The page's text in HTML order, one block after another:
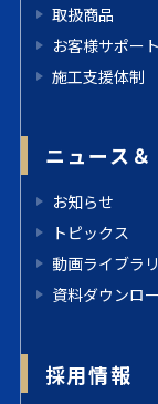
取扱商品
お客様サポー
施工支援体制
ニュース
お知らせ
トピックス
動画ライブラ
資料ダウンロ
採用情報